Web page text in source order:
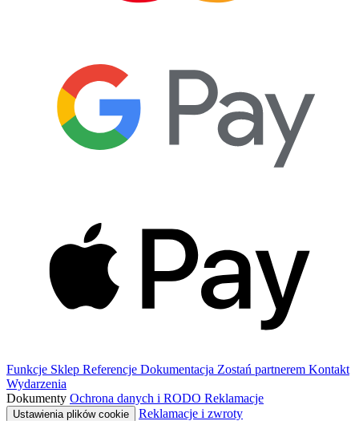
Funkcje Sklep Referencje Dokumentacja Zostań partnerem Kontakt
Wydarzenia
Dokumenty Ochrona danych i RODO Reklamacje
Ustawienia plików cookie Reklamacje i zwroty